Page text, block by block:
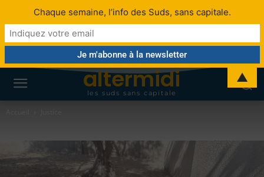
altermidi
les suds sans capitale
Chaque semaine, l’info des Suds, sans capitale.
▲